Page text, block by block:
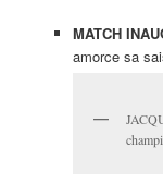
MATCH
amorce sa